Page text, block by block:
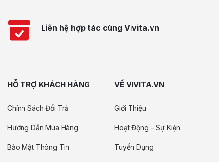
Liên hệ hợp tác cùng Vivita.vn
HỖ TRỢ KHÁCH HÀNG
Chính Sách Đổi Trả
Hướng Dẫn Mua Hàng
Bảo Mật Thông Tin
VỀ VIVITA.VN
Giới Thiệu
Hoạt Động – Sự Kiện
Tuyển Dụng